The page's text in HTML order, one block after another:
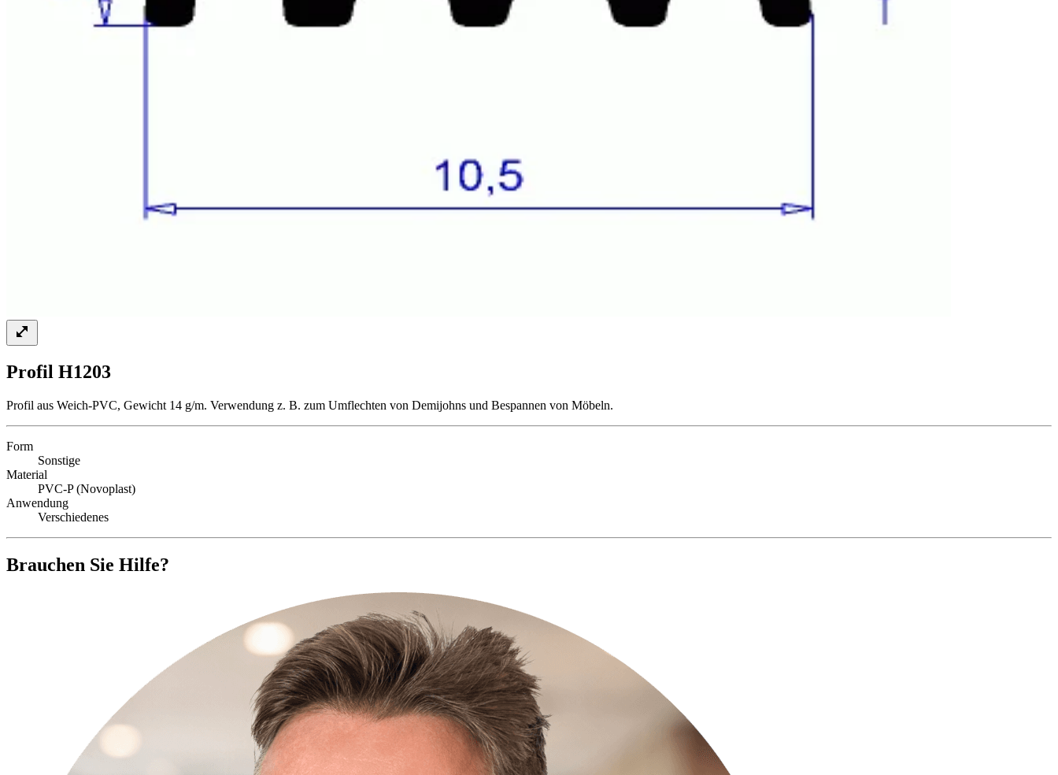
Profil H1203
Profil aus Weich-PVC, Gewicht 14 g/m. Verwendung z. B. zum Umflechten von Demijohns und Bespannen von Möbeln.
Form
Sonstige
Material
PVC-P (Novoplast)
Anwendung
Verschiedenes
Brauchen Sie Hilfe?